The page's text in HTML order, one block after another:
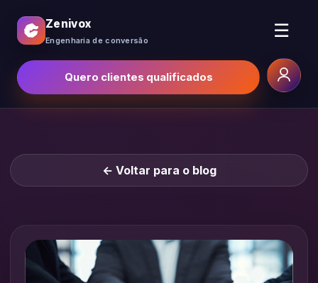
Zenivox
Engenharia de conversão ☰
Quero clientes qualificados
← Voltar para o blog